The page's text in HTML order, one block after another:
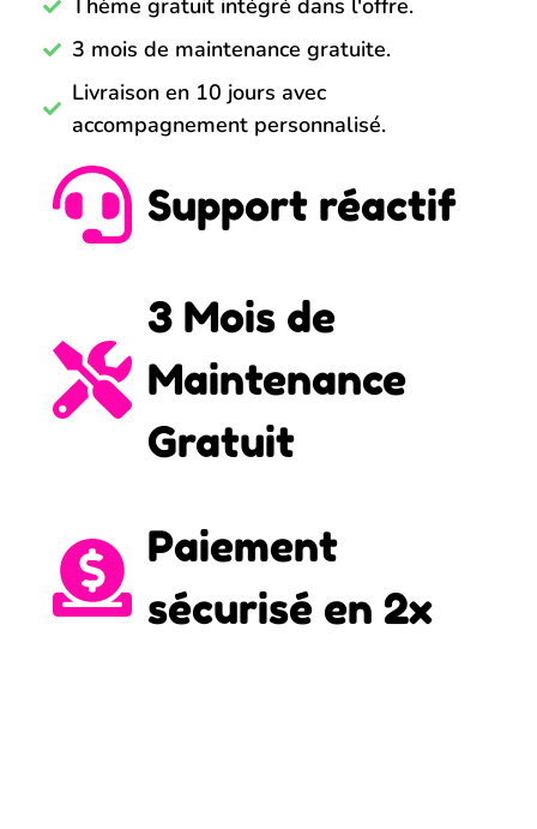
3 mois de maintenance gratuite.
Livraison en 10 jours avec
accompagnement personnalisé.
Support réactif
3 Mois de
Maintenance
Gratuit
Paiement
sécurisé en 2x